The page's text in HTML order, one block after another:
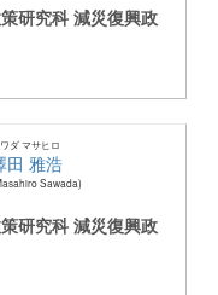
研究科 減災復興政
ダ マサヒロ
田 雅浩
Sawada
研究科 減災復興政